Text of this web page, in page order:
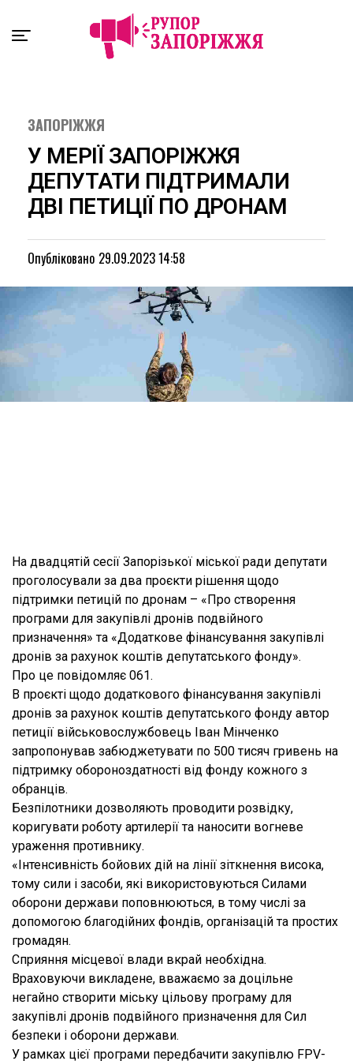
ЗАПОРІЖЖЯ
У МЕРІЇ ЗАПОРІЖЖЯ
ДЕПУТАТИ ПІДТРИМАЛИ
ДВІ ПЕТИЦІЇ ПО ДРОНАМ
Опубліковано 29.09.2023 14:58
На двадцятій сесії Запорізької міської ради депутати
проголосували за два проєкти рішення щодо
підтримки петицій по дронам – «Про створення
програми для закупівлі дронів подвійного
призначення» та «Додаткове фінансування закупівлі
дронів за рахунок коштів депутатського фонду».
Про це повідомляє 061.
В проєкті щодо додаткового фінансування закупівлі
дронів за рахунок коштів депутатського фонду автор
петиції військовослужбовець Іван Мінченко
запропонував забюджетувати по 500 тисяч гривень на
підтримку обороноздатності від фонду кожного з
обранців.
Безпілотники дозволяють проводити розвідку,
коригувати роботу артилерії та наносити вогневе
ураження противнику.
«Інтенсивність бойових дій на лінії зіткнення висока,
тому сили і засоби, які використовуються Силами
оборони держави поповнюються, в тому числі за
допомогою благодійних фондів, організацій та простих
громадян.
Сприяння місцевої влади вкрай необхідна.
Враховуючи викладене, вважаємо за доцільне
негайно створити міську цільову програму для
закупівлі дронів подвійного призначення для Сил
безпеки і оборони держави.
У рамках цієї програми передбачити закупівлю FPV-
Exit mobile version